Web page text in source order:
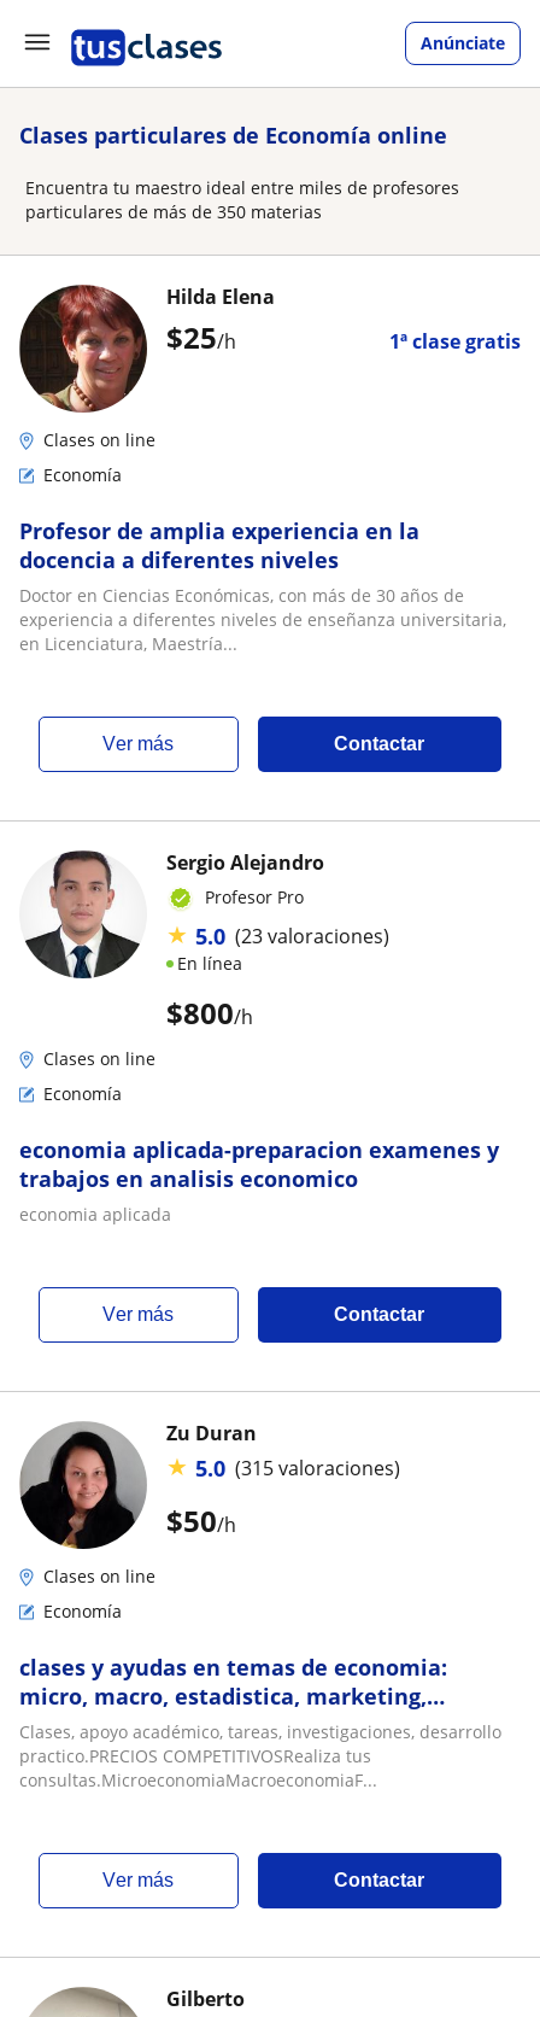
Anúnciate
Clases particulares de Economía online
Encuentra tu maestro ideal entre miles de profesores
particulares de más de 350 materias
$25/h 1ª clase gratis
Hilda Elena
Clases on line
Economía
Profesor de amplia experiencia en la
docencia a diferentes niveles
Doctor en Ciencias Económicas, con más de 30 años de
experiencia a diferentes niveles de enseñanza universitaria,
en Licenciatura, Maestría...
ver más Contactar
$800/h
Sergio Alejandro
Profesor Pro
★ 5.0 (23 valoraciones)
En línea
Clases on line
Economía
economia aplicada-preparacion examenes y
trabajos en analisis economico
economia aplicada
ver más Contactar
$50/h
Zu Duran
★ 5.0 (315 valoraciones)
Clases on line
Economía
clases y ayudas en temas de economia:
micro, macro, estadistica, marketing,
finanzas. CONSULTA PRECIO
Clases, apoyo académico, tareas, investigaciones, desarrollo
practico.PRECIOS COMPETITIVOSRealiza tus
consultas.MicroeconomiaMacroeconomiaF...
ver más Contactar
Gilberto